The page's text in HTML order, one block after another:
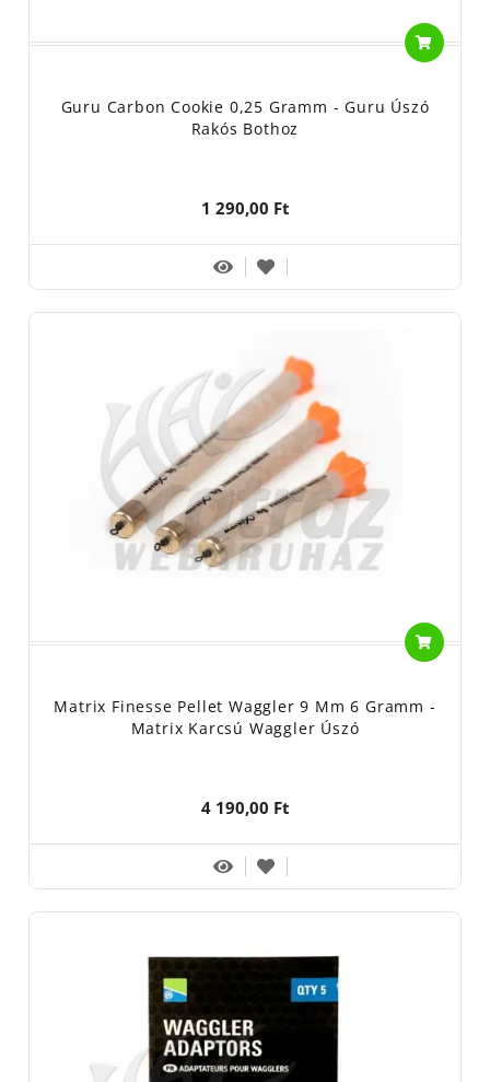
Guru Carbon Cookie 0,25 Gramm - Guru Úszó
Rakós Bothoz
1 290,00 Ft
Matrix Finesse Pellet Waggler 9 Mm 6 Gramm -
Matrix Karcsú Waggler Úszó
4 190,00 Ft